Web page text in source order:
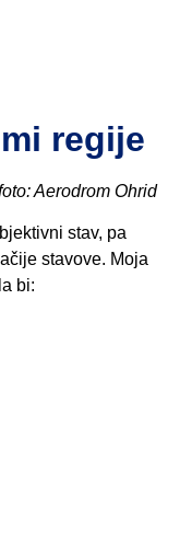
regije
Aerodrom Ohrid
stav, pa
stavove. Moja
bi: